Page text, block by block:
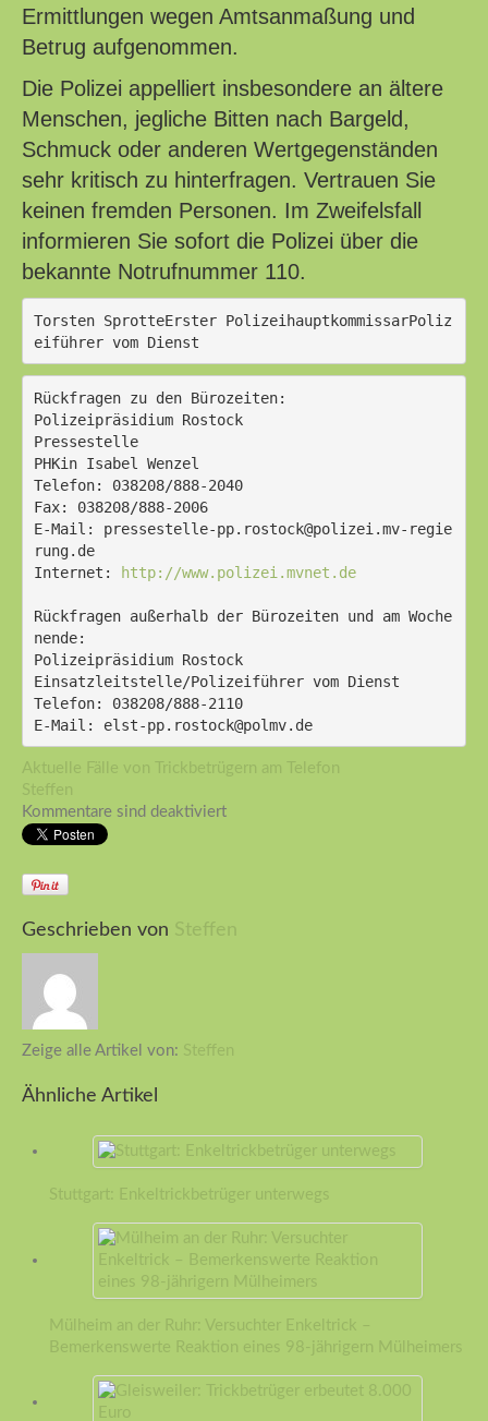
Ermittlungen wegen Amtsanmaßung und
Betrug aufgenommen.
Die Polizei appelliert insbesondere an ältere
Menschen, jegliche Bitten nach Bargeld,
Schmuck oder anderen Wertgegenständen
sehr kritisch zu hinterfragen. Vertrauen Sie
keinen fremden Personen. Im Zweifelsfall
informieren Sie sofort die Polizei über die
bekannte Notrufnummer 110.
Torsten SprotteErster PolizeihauptkommissarPoliz
eiführer vom Dienst
Rückfragen zu den Bürozeiten:
Polizeipräsidium Rostock
Pressestelle
PHKin Isabel Wenzel
Telefon: 038208/888-2040
Fax: 038208/888-2006
E-Mail: pressestelle-pp.rostock@polizei.mv-regie
rung.de
Internet:
http://www.polizei.mvnet.de
Rückfragen außerhalb der Bürozeiten und am Woche
nende:
Polizeipräsidium Rostock
Einsatzleitstelle/Polizeiführer vom Dienst
Telefon: 038208/888-2110
E-Mail: elst-pp.rostock@polmv.de
Aktuelle Fälle von Trickbetrügern am Telefon
Steffen
Kommentare sind deaktiviert
Geschrieben von Steffen
Zeige alle Artikel von: Steffen
Ähnliche Artikel
Stuttgart: Enkeltrickbetrüger unterwegs
Mülheim an der Ruhr: Versuchter Enkeltrick –
Bemerkenswerte Reaktion eines 98-jährigern Mülheimers